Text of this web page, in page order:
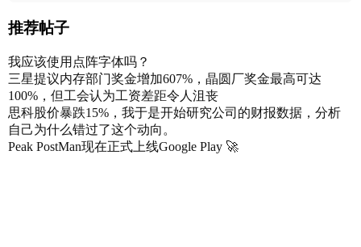
推荐帖子
我应该使用点阵字体吗？
三星提议内存部门奖金增加607%，晶圆厂奖金最高可达
100%，但工会认为工资差距令人沮丧
思科股价暴跌15%，我于是开始研究公司的财报数据，分析
自己为什么错过了这个动向。
Peak PostMan现在正式上线Google Play 🚀